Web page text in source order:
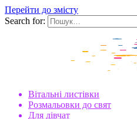
Перейти до змісту
Search for:
Вітальні листівки
Розмальовки до свят
Для дівчат